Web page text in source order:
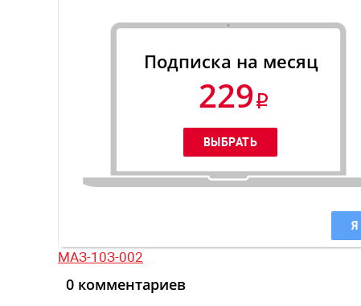
Подписка на месяц
229
МАЗ-10З-002
0 комментариев